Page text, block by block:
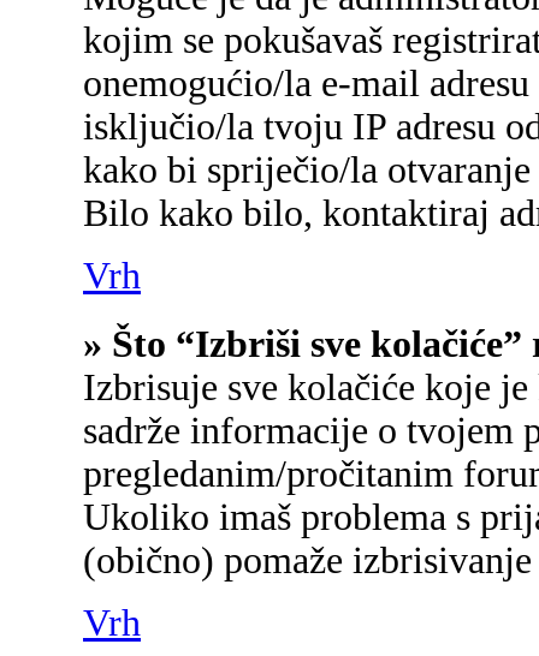
kojim se pokušavaš
onemogućio/la e-mail
isključio/la tvoju IP adresu
kako bi spriječio/la
Bilo kako bilo, kontaktiraj
Vrh
» Što “Izbriši sve kolačiće”
Izbrisuje sve kolačiće koje
sadrže informacije o tvojem
pregledanim/pročitanim
Ukoliko imaš problema s
(obično) pomaže
Vrh